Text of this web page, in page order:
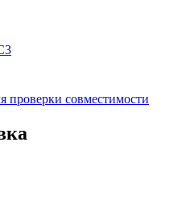
проверки совместимости